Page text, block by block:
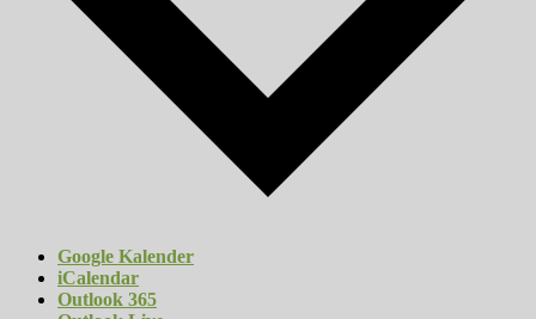
Google Kalender
iCalendar
Outlook 365